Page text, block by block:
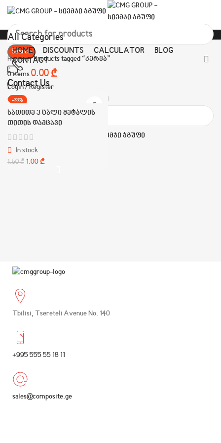
Search
Contact Us
(+995)555 55 18 11
Menu
Login / Register
All Categories
HOME DISCOUNTS CALCULATOR
BLOG
CONTACT
0items0.00 ₾
Login / Register
Search
Home Products tagged “კერვა”
-33%
სათითე 3 ცალი მეტალის
თითის დამცავი
In stock
1.50₾ 1.00₾
Tbilisi, Tsereteli Avenue No. 140
+995 555 55 18 11
sales@composite.ge